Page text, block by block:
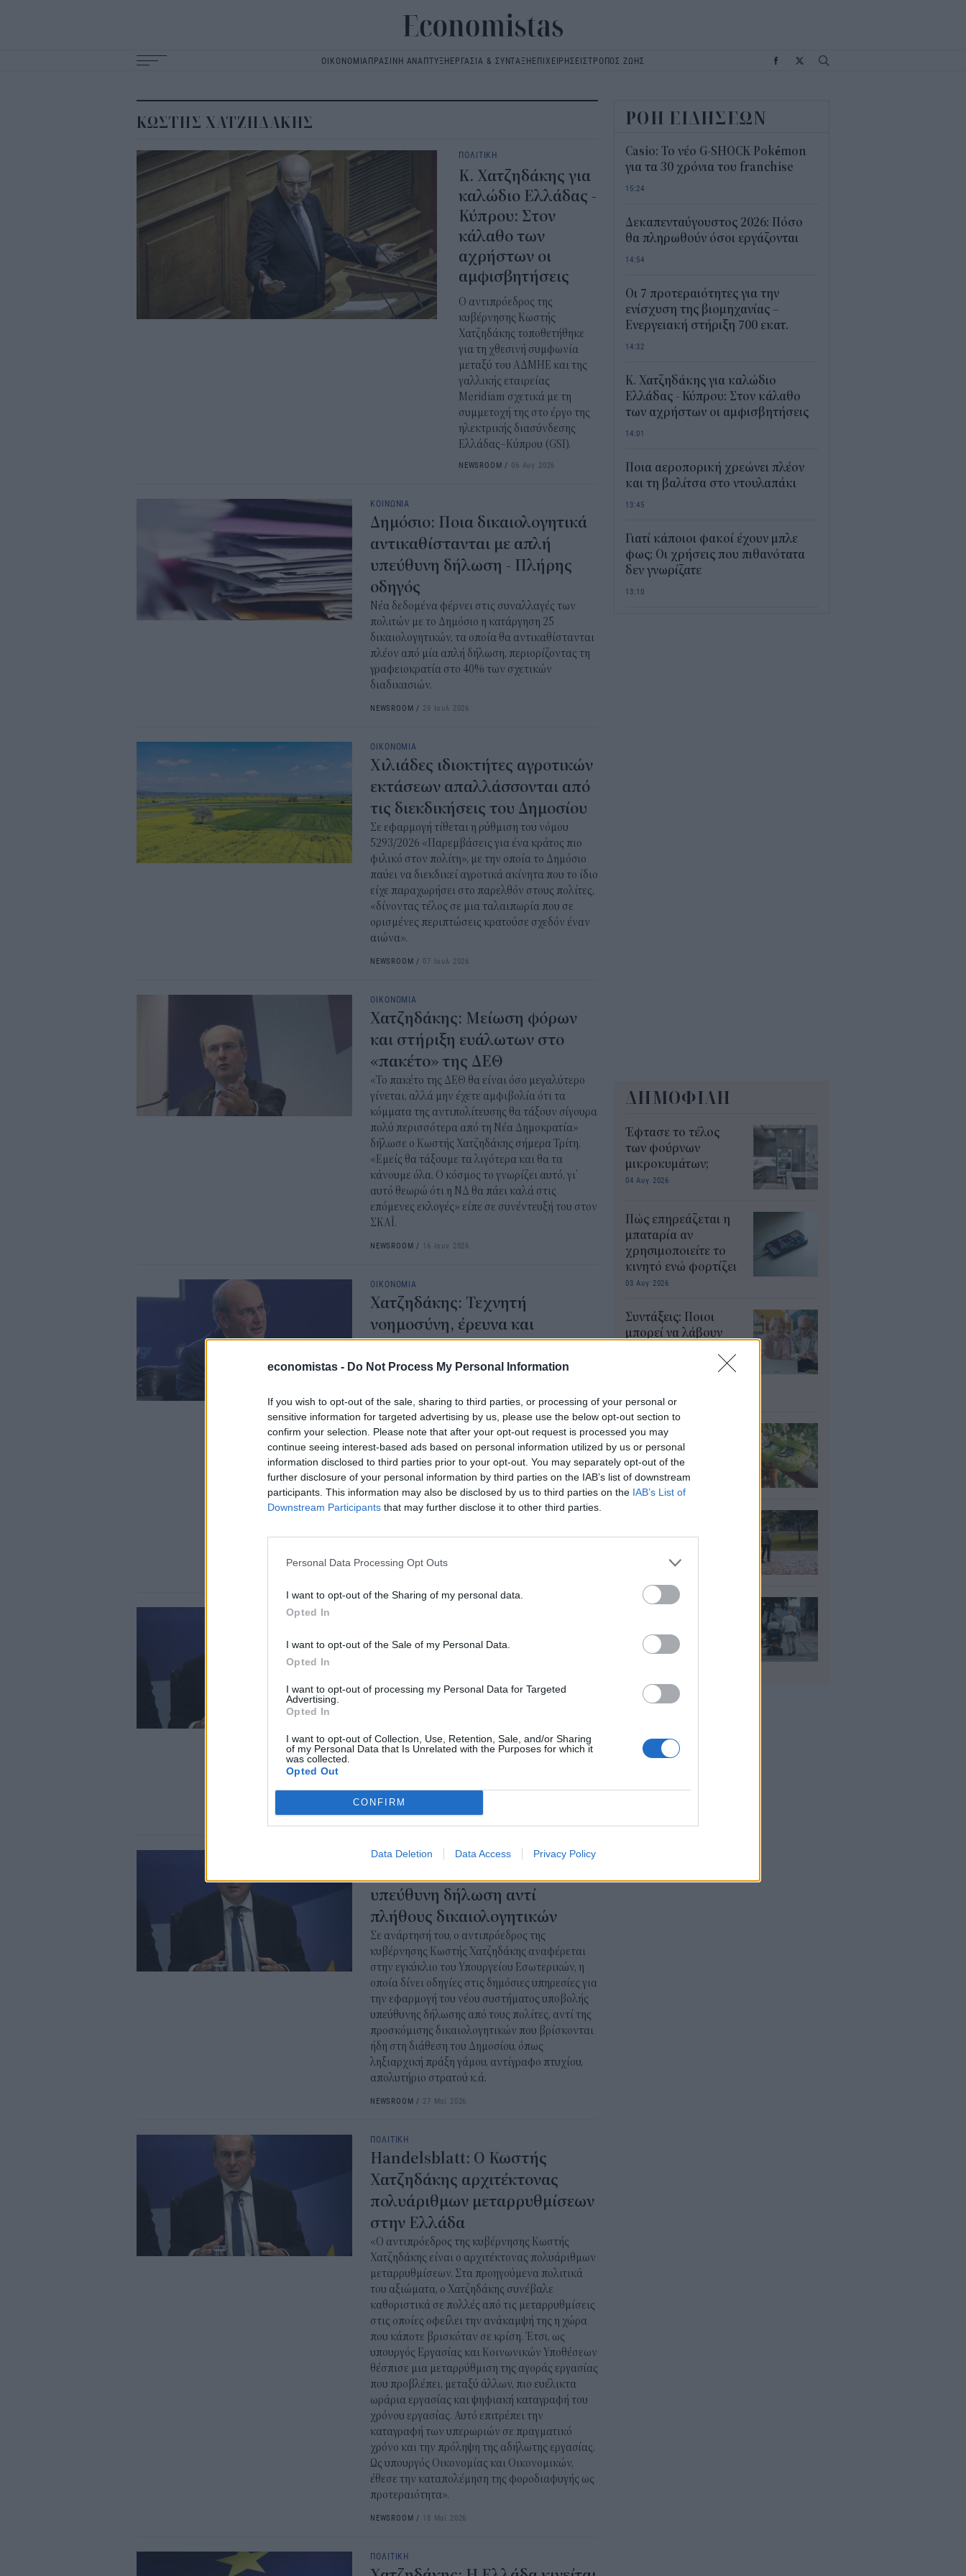
economistas - Do Not Process My Personal Information
If you wish to opt-out of the sale, sharing to third parties, or processing of your personal or
sensitive information for targeted advertising by us, please use the below opt-out section to
confirm your selection. Please note that after your opt-out request is processed you may
continue seeing interest-based ads based on personal information utilized by us or personal
information disclosed to third parties prior to your opt-out. You may separately opt-out of the
further disclosure of your personal information by third parties on the IAB’s list of downstream
participants. This information may also be disclosed by us to third parties on the IAB’s List of
Downstream Participants that may further disclose it to other third parties.
Personal Data Processing Opt Outs
I want to opt-out of the Sharing of my personal data.
Opted In
I want to opt-out of the Sale of my Personal Data.
Opted In
I want to opt-out of processing my Personal Data for Targeted
Advertising.
Opted In
I want to opt-out of Collection, Use, Retention, Sale, and/or Sharing
of my Personal Data that Is Unrelated with the Purposes for which it
was collected.
Opted Out
CONFIRM
Data Deletion Data Access Privacy Policy
ΟΙΚΟΝΟΜΙΑΠΡΑΣΙΝΗ ΑΝΑΠΤΥΞΗΕΡΓΑΣΙΑ & ΣΥΝΤΑΞΗΕΠΙΧΕΙΡΗΣΕΙΣΤΡΟΠΟΣ ΖΩΗΣ
navigation
ΚΩΣΤΗΣ ΧΑΤΖΗΔΑΚΗΣ
ΠΟΛΙΤΙΚΗ
Κ. Χατζηδάκης για
καλώδιο Ελλάδας -
Κύπρου: Στον
κάλαθο των
αχρήστων οι
αμφισβητήσεις
Ο αντιπρόεδρος της
κυβέρνησης Κωστής
Χατζηδάκης τοποθετήθηκε
για τη χθεσινή συμφωνία
μεταξύ του ΑΔΜΗΕ και της
γαλλικής εταιρείας
Meridiam σχετικά με τη
συμμετοχή της στο έργο της
ηλεκτρικής διασύνδεσης
Ελλάδας–Κύπρου (GSI).
NEWSROOM / 06 Αυγ 2026
ΚΟΙΝΩΝΙΑ
Δημόσιο: Ποια δικαιολογητικά
αντικαθίστανται με απλή
υπεύθυνη δήλωση - Πλήρης
οδηγός
Νέα δεδομένα φέρνει στις συναλλαγές των
πολιτών με το Δημόσιο η κατάργηση 25
δικαιολογητικών, τα οποία θα αντικαθίστανται
πλέον από μία απλή δήλωση, περιορίζοντας τη
γραφειοκρατία στο 40% των σχετικών
διαδικασιών.
NEWSROOM / 29 Ιουλ 2026
ΟΙΚΟΝΟΜΙΑ
Χιλιάδες ιδιοκτήτες αγροτικών
εκτάσεων απαλλάσσονται από
τις διεκδικήσεις του Δημοσίου
Σε εφαρμογή τίθεται η ρύθμιση του νόμου
5293/2026 «Παρεμβάσεις για ένα κράτος πιο
φιλικό στον πολίτη», με την οποία το Δημόσιο
παύει να διεκδικεί αγροτικά ακίνητα που το ίδιο
είχε παραχωρήσει στο παρελθόν στους πολίτες,
«δίνοντας τέλος σε μια ταλαιπωρία που σε
ορισμένες περιπτώσεις κρατούσε σχεδόν έναν
αιώνα».
NEWSROOM / 07 Ιουλ 2026
ΟΙΚΟΝΟΜΙΑ
Χατζηδάκης: Μείωση φόρων
και στήριξη ευάλωτων στο
«πακέτο» της ΔΕΘ
«Το πακέτο της ΔΕΘ θα είναι όσο μεγαλύτερο
γίνεται, αλλά μην έχετε αμφιβολία ότι τα
κόμματα της αντιπολίτευσης θα τάξουν σίγουρα
πολύ περισσότερα από τη Νέα Δημοκρατία»
δήλωσε ο Κωστής Χατζηδάκης σήμερα Τρίτη.
«Εμείς θα τάξουμε τα λιγότερα και θα τα
κάνουμε όλα. Ο κόσμος το γνωρίζει αυτό, γι’
αυτό θεωρώ ότι η ΝΔ θα πάει καλά στις
επόμενες εκλογές» είπε σε συνέντευξή του στον
ΣΚΑΪ.
NEWSROOM / 16 Ιουν 2026
ΟΙΚΟΝΟΜΙΑ
Χατζηδάκης: Τεχνητή
νοημοσύνη, έρευνα και
συγχωνεύσεις επιχειρήσεων τα
κλειδιά για άνοδο της
Τρεις προτεραιότητες για τη βελτίωση της
παραγωγικότητας της ελληνικής οικονομίας
υπογράμμισε ο αντιπρόεδρος της κυβέρνησης,
Κωστής Χατζηδάκης, μιλώντας χθες σε
συζήτηση με θέμα: «Επενδύσεις και Ανάπτυξη
στο νέο γεωπολιτικό περιβάλλον: Ο ρόλος του
τουρισμού και η συμβολή της Κρήτης στην
διοργάνωσε η Eurobank στο Ηράκλειο της
τεράστια ευρωπαϊκά κονδύλια
Ανάκαμψης
τόνισε ο αντιπρόεδρος της κυβέρνησης Κ.
Economist στα Χανιά και προσέθεσε:
NEWSROOM/29 Μαΐ 2026
ΠΟΛΙΤΙΚΗ
υπεύθυνη δήλωση αντί
πλήθους δικαιολογητικών
Σε ανάρτησή του, ο αντιπρόεδρος της
κυβέρνησης Κωστής Χατζηδάκης αναφέρεται
στην εγκύκλιο του Υπουργείου Εσωτερικών, η
οποία δίνει οδηγίες στις δημόσιες υπηρεσίες για
την εφαρμογή του νέου συστήματος υποβολής
υπεύθυνης δήλωσης από τους πολίτες, αντί της
προσκόμισης δικαιολογητικών που βρίσκονται
ήδη στη διάθεση του Δημοσίου, όπως
ληξιαρχική πράξη γάμου, αντίγραφο πτυχίου,
απολυτήριο στρατού κ.ά.
NEWSROOM / 27 Μαΐ 2026
ΠΟΛΙΤΙΚΗ
Handelsblatt: Ο Κωστής
Χατζηδάκης αρχιτέκτονας
πολυάριθμων μεταρρυθμίσεων
στην Ελλάδα
«Ο αντιπρόεδρος της κυβέρνησης Κωστής
Χατζηδάκης είναι ο αρχιτέκτονας πολυάριθμων
μεταρρυθμίσεων. Στα προηγούμενα πολιτικά
του αξιώματα, ο Χατζηδάκης συνέβαλε
καθοριστικά σε πολλές από τις μεταρρυθμίσεις
στις οποίες οφείλει την ανάκαμψή της η χώρα
που κάποτε βρισκόταν σε κρίση. Έτσι, ως
υπουργός Εργασίας και Κοινωνικών Υποθέσεων
θέσπισε μια μεταρρύθμιση της αγοράς εργασίας
που προβλέπει, μεταξύ άλλων, πιο ευέλικτα
ωράρια εργασίας και ψηφιακή καταγραφή του
χρόνου εργασίας. Αυτό επιτρέπει την
καταγραφή των υπερωριών σε πραγματικό
χρόνο και την πρόληψη της αδήλωτης εργασίας.
Ως υπουργός Οικονομίας και Οικονομικών,
έθεσε την καταπολέμηση της φοροδιαφυγής ως
προτεραιότητα».
NEWSROOM / 18 Μαΐ 2026
ΠΟΛΙΤΙΚΗ
ΡΟΗ ΕΙΔΗΣΕΩΝ
Casio: Το νέο G-SHOCK Pokémon
για τα 30 χρόνια του franchise
15:24
Δεκαπενταύγουστος 2026: Πόσο
θα πληρωθούν όσοι εργάζονται
14:54
Οι 7 προτεραιότητες για την
ενίσχυση της βιομηχανίας –
Ενεργειακή στήριξη 700 εκατ.
14:32
Κ. Χατζηδάκης για καλώδιο
Ελλάδας - Κύπρου: Στον κάλαθο
των αχρήστων οι αμφισβητήσεις
14:01
Ποια αεροπορική χρεώνει πλέον
και τη βαλίτσα στο ντουλαπάκι
13:45
Γιατί κάποιοι φακοί έχουν μπλε
φως; Οι χρήσεις που πιθανότατα
δεν γνωρίζατε
13:10
ΔΗΜΟΦΙΛΗ
Έφτασε το τέλος
των φούρνων
μικροκυμάτων;
04 Αυγ 2026
Πώς επηρεάζεται η
μπαταρία αν
χρησιμοποιείτε το
κινητό ενώ φορτίζει
03 Αυγ 2026
Συντάξεις: Ποιοι
μπορεί να λάβουν
04 Αυγ 2026
Γιατί δεν πρέπει να
φοράτε crocs χωρίς
κάλτσα
06 Αυγ 2026
αλλάζει και πότε θα
e-ΕΦΚΑ: Ποιοι
προσαύξηση έως 846
ευρώ στη σύνταξη